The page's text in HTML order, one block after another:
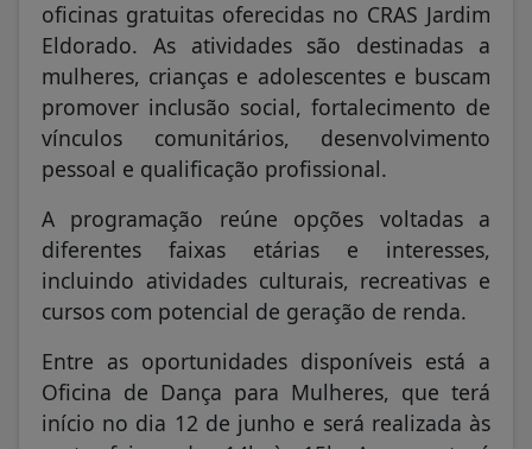
oficinas gratuitas oferecidas no CRAS Jardim
Eldorado. As atividades são destinadas a
mulheres, crianças e adolescentes e buscam
promover inclusão social, fortalecimento de
vínculos comunitários, desenvolvimento
pessoal e qualificação profissional.
A programação reúne opções voltadas a
diferentes faixas etárias e interesses,
incluindo atividades culturais, recreativas e
cursos com potencial de geração de renda.
Entre as oportunidades disponíveis está a
Oficina de Dança para Mulheres, que terá
início no dia 12 de junho e será realizada às